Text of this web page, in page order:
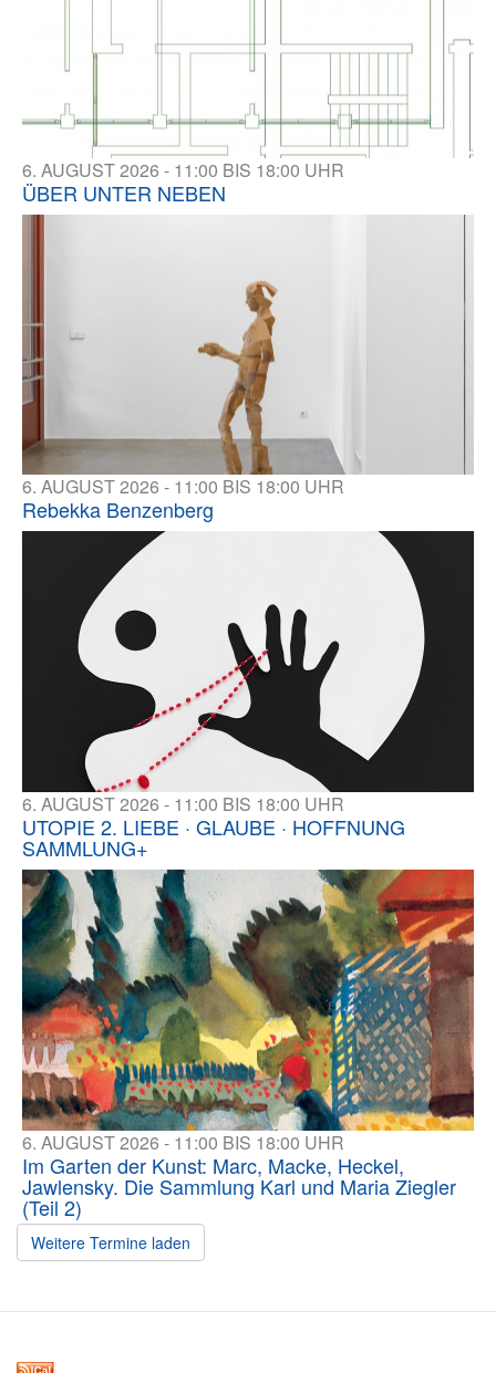
6. AUGUST 2026 - 11:00 BIS 18:00 UHR
ÜBER UNTER NEBEN
6. AUGUST 2026 - 11:00 BIS 18:00 UHR
Rebekka Benzenberg
6. AUGUST 2026 - 11:00 BIS 18:00 UHR
UTOPIE 2. LIEBE · GLAUBE · HOFFNUNG
SAMMLUNG+
6. AUGUST 2026 - 11:00 BIS 18:00 UHR
Im Garten der Kunst: Marc, Macke, Heckel,
Jawlensky. Die Sammlung Karl und Maria Ziegler
(Teil 2)
Weitere Termine laden